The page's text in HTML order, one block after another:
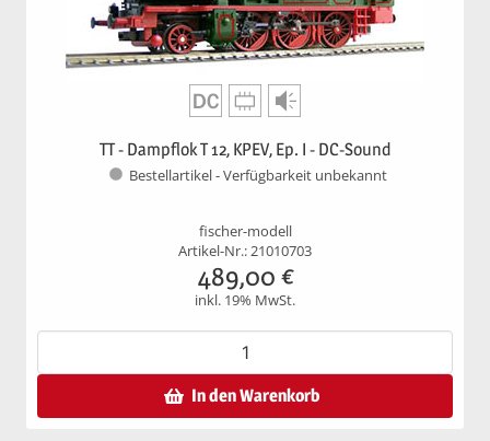
TT - Dampflok T 12, KPEV, Ep. I - DC-Sound
Bestellartikel - Verfügbarkeit unbekannt
fischer-modell
Artikel-Nr.: 21010703
489,00 €
inkl. 19% MwSt.
In den Warenkorb